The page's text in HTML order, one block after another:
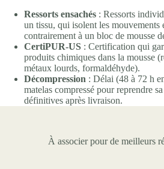
Ressorts ensachés : Ressorts
un tissu, qui isolent les mouvements
contrairement à un bloc de mousse
CertiPUR-US : Certification qui
produits chimiques dans la mousse
métaux lourds, formaldéhyde).
Décompression : Délai (48 à 72 h
matelas compressé pour reprendre
définitives après livraison.
À associer pour de meilleurs